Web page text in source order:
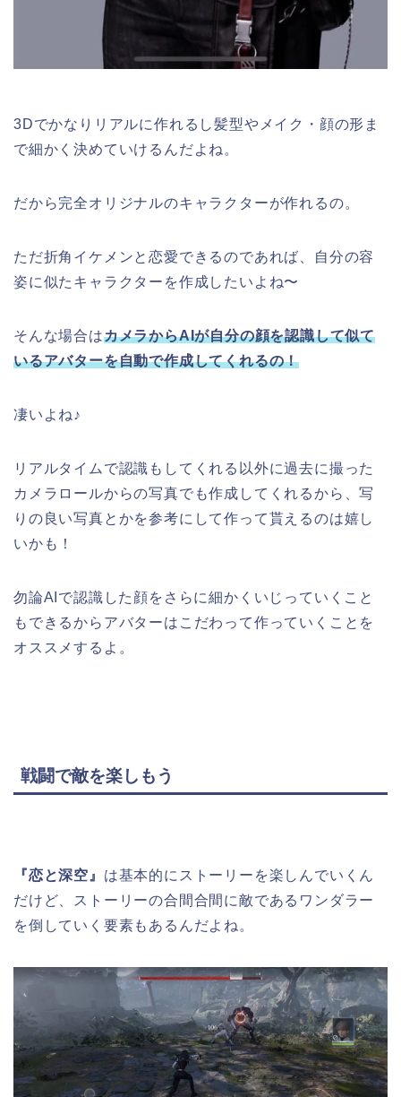
3Dでかなりリアルに作れるし髪型やメイク・顔の形ま
で細かく決めていけるんだよね。
だから完全オリジナルのキャラクターが作れるの。
ただ折角イケメンと恋愛できるのであれば、自分の容
姿に似たキャラクターを作成したいよね〜
そんな場合はカメラからAIが自分の顔を認識して似て
いるアバターを自動で作成してくれるの！
凄いよね♪
リアルタイムで認識もしてくれる以外に過去に撮った
カメラロールからの写真でも作成してくれるから、写
りの良い写真とかを参考にして作って貰えるのは嬉し
いかも！
勿論AIで認識した顔をさらに細かくいじっていくこと
もできるからアバターはこだわって作っていくことを
オススメするよ。
戦闘で敵を楽しもう
『恋と深空』 は基本的にストーリーを楽しんでいくん
だけど、ストーリーの合間合間に敵であるワンダラー
を倒していく要素もあるんだよね。